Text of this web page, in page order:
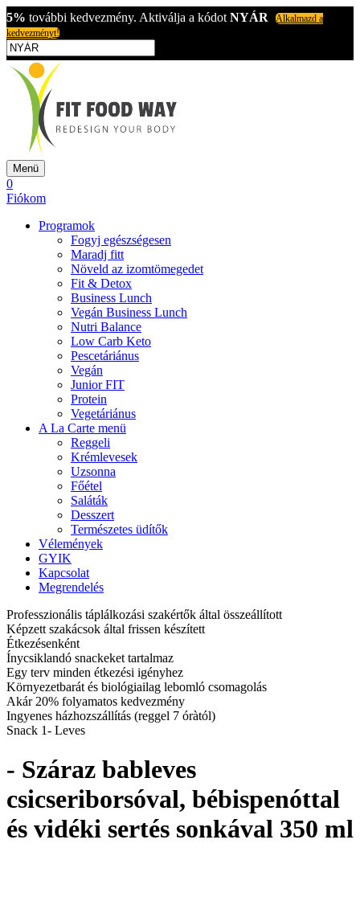
5% további kedvezmény. Aktiválja a kódot NYÁR
Alkalmazd a
kedvezményt!
Menü
0
Fiókom
Programok
Fogyj egészségesen
Maradj fitt
Növeld az izomtömegedet
Fit & Detox
Business Lunch
Vegán Business Lunch
Nutri Balance
Low Carb Keto
Pescetáriánus
Vegán
Junior FIT
Protein
Vegetáriánus
A La Carte menü
Reggeli
Krémlevesek
Uzsonna
Főétel
Saláták
Desszert
Természetes üdítők
Vélemények
GYIK
Kapcsolat
Megrendelés
Professzionális táplálkozási szakértők által összeállított
Képzett szakácsok által frissen készített
Étkezésenként
Ínycsiklandó snackeket tartalmaz
Egy terv minden étkezési igényhez
Környezetbarát és biológiailag lebomló csomagolás
Akár 20% folyamatos kedvezmény
Ingyenes házhozszállítás (reggel 7 óràtól)
Snack 1- Leves
- Száraz bableves
csicseriborsóval, bébispenóttal
és vidéki sertés sonkával 350 ml